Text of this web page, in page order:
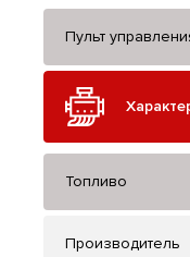
Пульт
Топливо
Производитель